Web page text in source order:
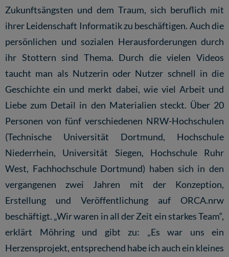
Zukunftsängsten und dem Traum, sich beruflich mit
ihrer Leidenschaft Informatik zu beschäftigen. Auch die
persönlichen und sozialen Herausforderungen durch
ihr Stottern sind Thema. Durch die vielen Videos
taucht man als Nutzerin oder Nutzer schnell in die
Geschichte ein und merkt dabei, wie viel Arbeit und
Liebe zum Detail in den Materialien steckt. Über 20
Personen von fünf verschiedenen NRW-Hochschulen
(Technische Universität Dortmund, Hochschule
Niederrhein, Universität Siegen, Hochschule Ruhr
West, Fachhochschule Dortmund) haben sich in den
vergangenen zwei Jahren mit der Konzeption,
Erstellung und Veröffentlichung auf ORCA.nrw
beschäftigt. „Wir waren in all der Zeit ein starkes Team“,
erklärt Möhring und gibt zu: „Es war uns ein
Herzensprojekt, entsprechend habe ich auch ein kleines